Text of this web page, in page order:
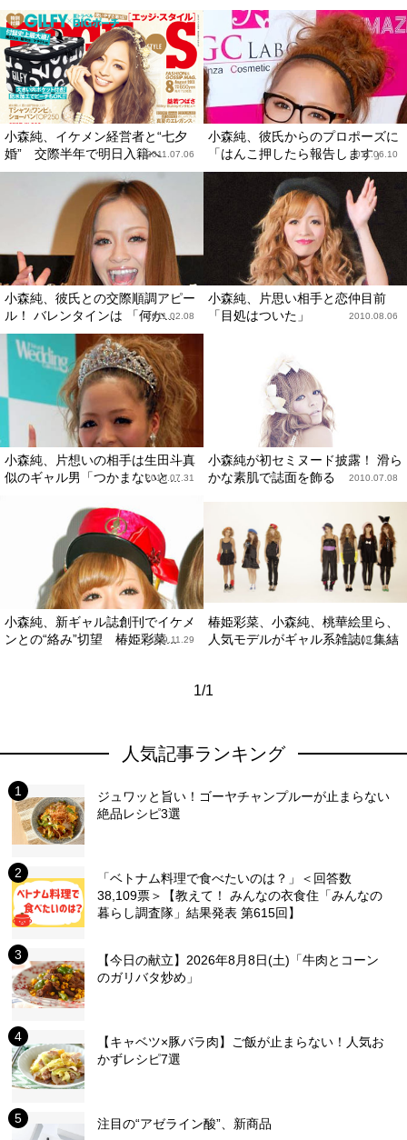
小森純、イケメン経営者と“七夕
婚” 交際半年で明日入籍へ2011.07.06
小森純、彼氏からのプロポーズに
「はんこ押したら報告します」
2011.06.10
小森純、彼氏との交際順調アピー
ル！ バレンタインは 「何か...
2011.02.08
小森純、片思い相手と恋仲目前
「目処はついた」
2010.08.06
小森純、片想いの相手は生田斗真
似のギャル男「つかまないと...
2010.07.31
小森純が初セミヌード披露！ 滑ら
かな素肌で誌面を飾る
2010.07.08
小森純、新ギャル誌創刊でイケメ
ンとの“絡み”切望 椿姫彩菜...
2009.11.29
椿姫彩菜、小森純、桃華絵里ら、
人気モデルがギャル系雑誌に集結
2009.11.19
1/1
人気記事ランキング
ジュワッと旨い！ゴーヤチャンプルーが止まらない
絶品レシピ3選
「ベトナム料理で食べたいのは？」＜回答数
38,109票＞【教えて！ みんなの衣食住「みんなの
暮らし調査隊」結果発表 第615回】
【今日の献立】2026年8月8日(土)「牛肉とコーン
のガリバタ炒め」
【キャベツ×豚バラ肉】ご飯が止まらない！人気お
かずレシピ7選
注目の“アゼライン酸”、新商品